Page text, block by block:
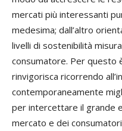
mercati più interessanti
medesima; dall’altro
livelli di sostenibilità
consumatore. Per questo
rinvigorisca ricorrendo
contemporaneamente
per intercettare il grande
mercato e dei